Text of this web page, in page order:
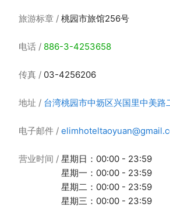
旅游标章 桃园市旅馆256号
电话 886-3-4253658
传真 03-4256206
地址 台湾桃园市中坜区兴国里中美路
电子邮件
营业时间
星期日：00:00 - 23:59
星期一：00:00 - 23:59
星期二：00:00 - 23:59
星期三：00:00 - 23:59